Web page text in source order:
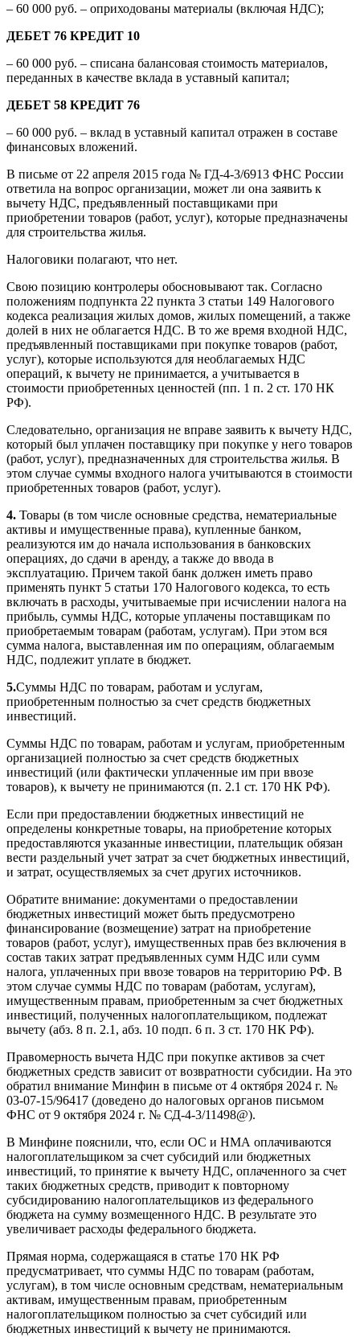
– 60 000 руб. – оприходованы материалы (включая НДС);
ДЕБЕТ 76 КРЕДИТ 10
– 60 000 руб. – списана балансовая стоимость материалов,
переданных в качестве вклада в уставный капитал;
ДЕБЕТ 58 КРЕДИТ 76
– 60 000 руб. – вклад в уставный капитал отражен в составе
финансовых вложений.
В письме от 22 апреля 2015 года № ГД-4-3/6913 ФНС России
ответила на вопрос организации, может ли она заявить к
вычету НДС, предъявленный поставщиками при
приобретении товаров (работ, услуг), которые предназначены
для строительства жилья.
Налоговики полагают, что нет.
Свою позицию контролеры обосновывают так. Согласно
положениям подпункта 22 пункта 3 статьи 149 Налогового
кодекса реализация жилых домов, жилых помещений, а также
долей в них не облагается НДС. В то же время входной НДС,
предъявленный поставщиками при покупке товаров (работ,
услуг), которые используются для необлагаемых НДС
операций, к вычету не принимается, а учитывается в
стоимости приобретенных ценностей (пп. 1 п. 2 ст. 170 НК
РФ).
Следовательно, организация не вправе заявить к вычету НДС,
который был уплачен поставщику при покупке у него товаров
(работ, услуг), предназначенных для строительства жилья. В
этом случае суммы входного налога учитываются в стоимости
приобретенных товаров (работ, услуг).
4. Товары (в том числе основные средства, нематериальные
активы и имущественные права), купленные банком,
реализуются им до начала использования в банковских
операциях, до сдачи в аренду, а также до ввода в
эксплуатацию. Причем такой банк должен иметь право
применять пункт 5 статьи 170 Налогового кодекса, то есть
включать в расходы, учитываемые при исчислении налога на
прибыль, суммы НДС, которые уплачены поставщикам по
приобретаемым товарам (работам, услугам). При этом вся
сумма налога, выставленная им по операциям, облагаемым
НДС, подлежит уплате в бюджет.
5.Суммы НДС по товарам, работам и услугам,
приобретенным полностью за счет средств бюджетных
инвестиций.
Суммы НДС по товарам, работам и услугам, приобретенным
организацией полностью за счет средств бюджетных
инвестиций (или фактически уплаченные им при ввозе
товаров), к вычету не принимаются (п. 2.1 ст. 170 НК РФ).
Если при предоставлении бюджетных инвестиций не
определены конкретные товары, на приобретение которых
предоставляются указанные инвестиции, плательщик обязан
вести раздельный учет затрат за счет бюджетных инвестиций,
и затрат, осуществляемых за счет других источников.
Обратите внимание: документами о предоставлении
бюджетных инвестиций может быть предусмотрено
финансирование (возмещение) затрат на приобретение
товаров (работ, услуг), имущественных прав без включения в
состав таких затрат предъявленных сумм НДС или сумм
налога, уплаченных при ввозе товаров на территорию РФ. В
этом случае суммы НДС по товарам (работам, услугам),
имущественным правам, приобретенным за счет бюджетных
инвестиций, полученных налогоплательщиком, подлежат
вычету (абз. 8 п. 2.1, абз. 10 подп. 6 п. 3 ст. 170 НК РФ).
Правомерность вычета НДС при покупке активов за счет
бюджетных средств зависит от возвратности субсидии. На это
обратил внимание Минфин в письме от 4 октября 2024 г. №
03-07-15/96417 (доведено до налоговых органов письмом
ФНС от 9 октября 2024 г. № СД-4-3/11498@).
В Минфине пояснили, что, если ОС и НМА оплачиваются
налогоплательщиком за счет субсидий или бюджетных
инвестиций, то принятие к вычету НДС, оплаченного за счет
таких бюджетных средств, приводит к повторному
субсидированию налогоплательщиков из федерального
бюджета на сумму возмещенного НДС. В результате это
увеличивает расходы федерального бюджета.
Прямая норма, содержащаяся в статье 170 НК РФ
предусматривает, что суммы НДС по товарам (работам,
услугам), в том числе основным средствам, нематериальным
активам, имущественным правам, приобретенным
налогоплательщиком полностью за счет субсидий или
бюджетных инвестиций к вычету не принимаются.